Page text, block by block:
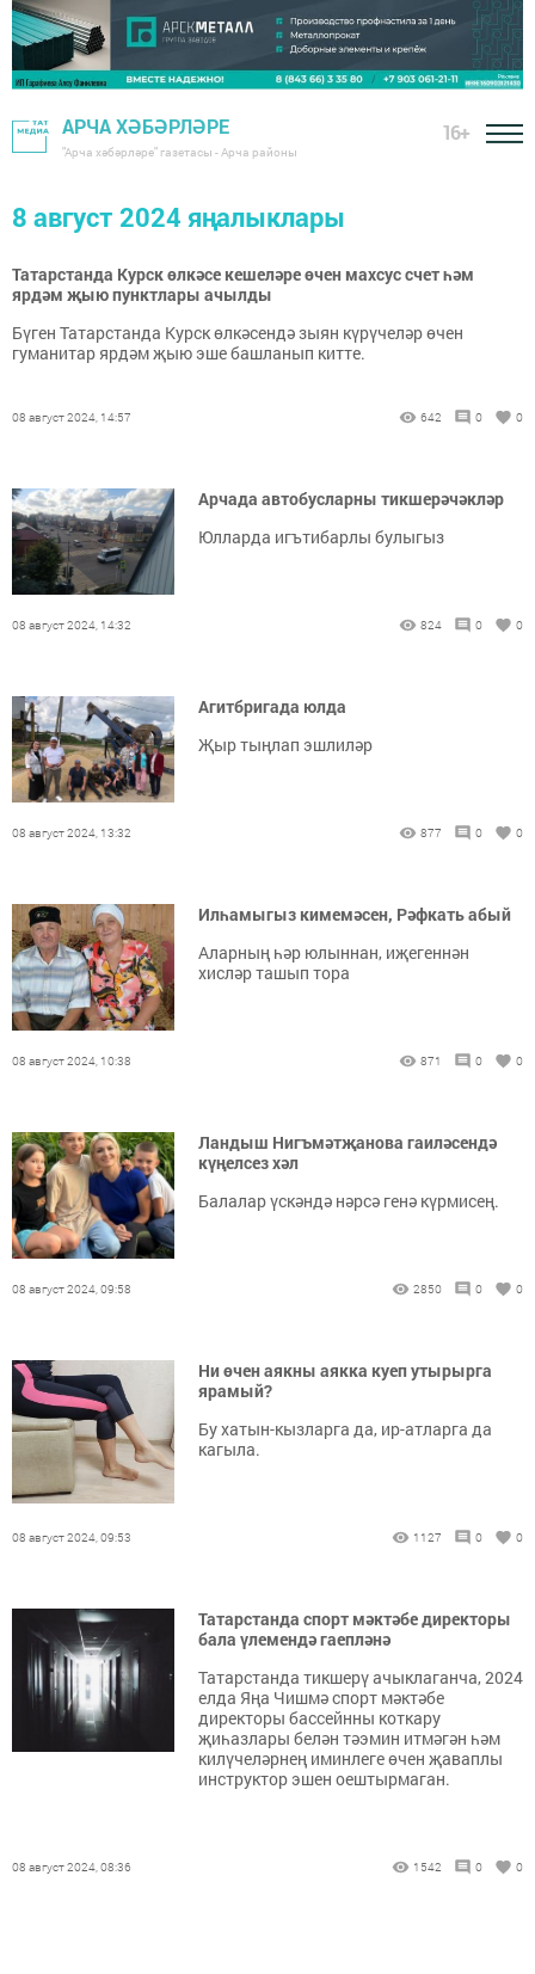
АРЧА ХӘБӘРЛӘРЕ
"Арча хәбәрләре" газетасы - Арча районы
16+
8 август 2024 яңалыклары
Татарстанда Курск өлкәсе кешеләре өчен махсус счет һәм
ярдәм җыю пунктлары ачылды
Бүген Татарстанда Курск өлкәсендә зыян күрүчеләр өчен
гуманитар ярдәм җыю эше башланып китте.
08 август 2024, 14:57 642 0 0
Арчада автобусларны тикшерәчәкләр
Юлларда игътибарлы булыгыз
08 август 2024, 14:32 824 0 0
Агитбригада юлда
Җыр тыңлап эшлиләр
08 август 2024, 13:32 877 0 0
Илһамыгыз кимемәсен, Рәфкать абый
Аларның һәр юлыннан, иҗегеннән
хисләр ташып тора
08 август 2024, 10:38 871 0 0
Ландыш Нигъмәтҗанова гаиләсендә
күңелсез хәл
Балалар үскәндә нәрсә генә күрмисең.
08 август 2024, 09:58 2850 0 0
Ни өчен аякны аякка куеп утырырга
ярамый?
Бу хатын-кызларга да, ир-атларга да
кагыла.
08 август 2024, 09:53 1127 0 0
Татарстанда спорт мәктәбе директоры
бала үлемендә гаепләнә
Татарстанда тикшерү ачыклаганча, 2024
елда Яңа Чишмә спорт мәктәбе
директоры бассейнны коткару
җиһазлары белән тәэмин итмәгән һәм
килүчеләрнең иминлеге өчен җаваплы
инструктор эшен оештырмаган.
08 август 2024, 08:36 1542 0 0